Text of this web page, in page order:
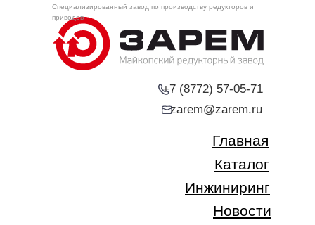
+7 (8772) 57-05-71
Каталог
Инжиниринг
Новости
Главная
zarem@zarem.ru
Специализированный завод по производству редукторов и
приводов